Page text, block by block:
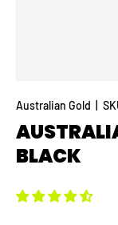
Australian Gold
BLACK